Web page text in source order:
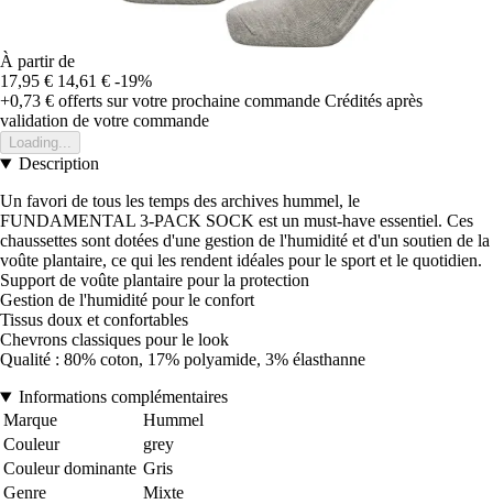
À partir de
17,95 € 14,61 € -19%
+0,73 € offerts sur votre prochaine commande Crédités après
validation de votre commande
Loading...
Description
Un favori de tous les temps des archives hummel, le
FUNDAMENTAL 3-PACK SOCK est un must-have essentiel. Ces
chaussettes sont dotées d'une gestion de l'humidité et d'un soutien de la
voûte plantaire, ce qui les rendent idéales pour le sport et le quotidien.
Support de voûte plantaire pour la protection
Gestion de l'humidité pour le confort
Tissus doux et confortables
Chevrons classiques pour le look
Qualité : 80% coton, 17% polyamide, 3% élasthanne
Informations complémentaires
Marque
Hummel
Couleur
grey
Couleur dominante Gris
Genre
Mixte